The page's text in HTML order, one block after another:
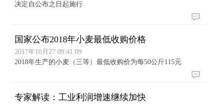
决定自公布之日起施行
国家公布2018年小麦最低收购价格
2017年10月27 09:41:09
2018年生产的小麦（三等）最低收购价为每50公斤115元
专家解读：工业利润增速继续加快